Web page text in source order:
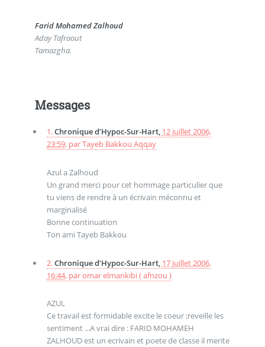
Farid Mohamed Zalhoud
Aday Tafraout
Tamazgha.
Messages
1.Chronique d’Hypoc-Sur-Hart, 12 juillet 2006,
23:59, parTayeb Bakkou Aqqay
Azul a Zalhoud
Un grand merci pour cet hommage particulier que
tu viens de rendre à un écrivain méconnu et
marginalisé
Bonne continuation
Ton ami Tayeb Bakkou
2.Chronique d’Hypoc-Sur-Hart, 17 juillet 2006,
16:44, paromar elmankibi ( afnzou )
AZUL
Ce travail est formidable excite le coeur ;reveille les
sentiment ...A vrai dire : FARID MOHAMEH
ZALHOUD est un ecrivain et poete de classe il merite